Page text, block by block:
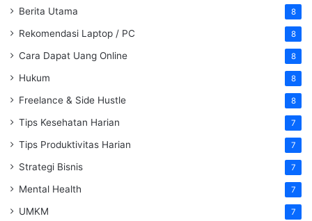
Berita Utama 8
Rekomendasi Laptop / PC 8
Cara Dapat Uang Online 8
Hukum 8
Freelance & Side Hustle 8
Tips Kesehatan Harian 7
Tips Produktivitas Harian 7
Strategi Bisnis 7
Mental Health 7
UMKM 7